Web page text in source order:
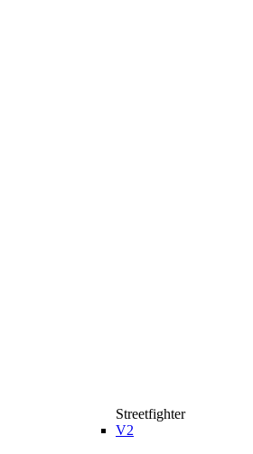
Streetfighter
V2